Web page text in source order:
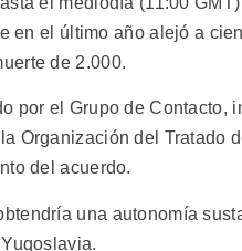
en el último año alejó a
de 2.000.
por el Grupo de
Organización del Tratado
del acuerdo.
una autonomía